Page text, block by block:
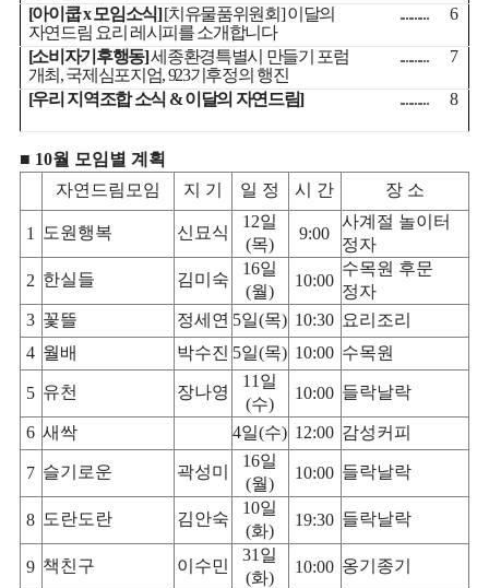
[아이쿱x모임소식][치유물품위원회]이달의
자연드림 요리 레시피를 소개합니다
.......... 6
[소비자기후행동]세종환경특별시 만들기 포럼
개최 ,국제심포지엄, 923기후정의 행진
.......... 7
[우리 지역조합 소식 &이달의 자연드림] .......... 8
■ 10월 모임별 계획
자연드림모임
지 기 일 정 시 간 장 소
1 도원행복 신묘식
12일
(목)
9:00
사계절 놀이터
정자
2 한실들 김미숙
16일
(월)
10:00
수목원 후문
정자
3 꽃뜰 정세연 5일(목) 10:30 요리조리
4 월배 박수진 5일(목) 10:00 수목원
5 유천 장나영
11 일
(수)
10:00 들락날락
6 새싹 4일(수) 12:00 감성커피
7 슬기로운 곽성미
16일
(월)
10:00 들락날락
8 도란도란 김안숙
10일
(화)
19:30 들락날락
9 책친구 이수민
31 일
(화)
10:00 옹기종기